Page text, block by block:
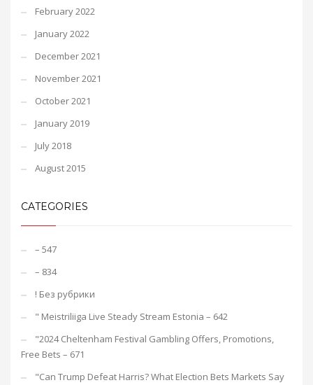
February 2022
January 2022
December 2021
November 2021
October 2021
January 2019
July 2018
August 2015
CATEGORIES
– 547
– 834
! Без рубрики
"️ Meistriliiga Live Steady Stream Estonia – 642
"2024 Cheltenham Festival Gambling Offers, Promotions,
Free Bets – 671
"Can Trump Defeat Harris? What Election Bets Markets Say